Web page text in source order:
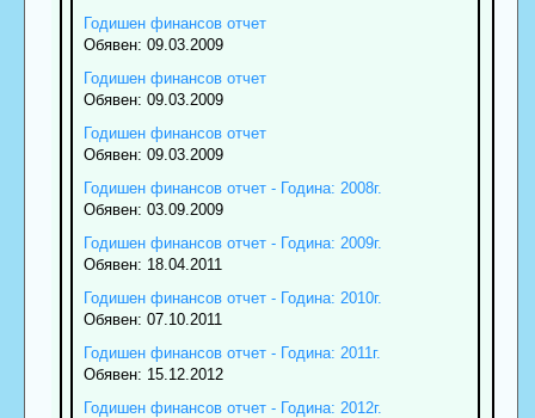
Годишен финансов отчет
Обявен: 09.03.2009
Годишен финансов отчет
Обявен: 09.03.2009
Годишен финансов отчет
Обявен: 09.03.2009
Годишен финансов отчет - Година: 2008г.
Обявен: 03.09.2009
Годишен финансов отчет - Година: 2009г.
Обявен: 18.04.2011
Годишен финансов отчет - Година: 2010г.
Обявен: 07.10.2011
Годишен финансов отчет - Година: 2011г.
Обявен: 15.12.2012
Годишен финансов отчет - Година: 2012г.